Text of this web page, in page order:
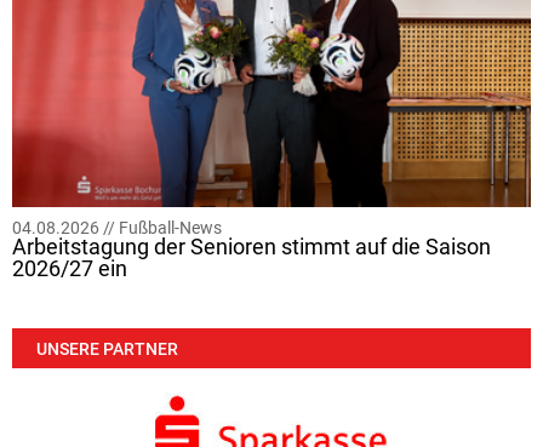
04.08.2026 // Fußball-News
Arbeitstagung der Senioren stimmt auf die Saison
2026/27 ein
UNSERE PARTNER